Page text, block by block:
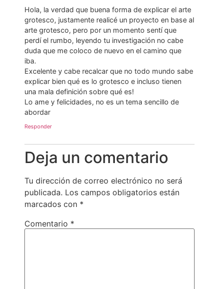
Hola, la verdad que buena forma de explicar el arte
grotesco, justamente realicé un proyecto en base al
arte grotesco, pero por un momento sentí que
perdí el rumbo, leyendo tu investigación no cabe
duda que me coloco de nuevo en el camino que
iba.
Excelente y cabe recalcar que no todo mundo sabe
explicar bien qué es lo grotesco e incluso tienen
una mala definición sobre qué es!
Lo ame y felicidades, no es un tema sencillo de
abordar
Responder
Deja un comentario
Tu dirección de correo electrónico no será
publicada. Los campos obligatorios están
marcados con *
Comentario *